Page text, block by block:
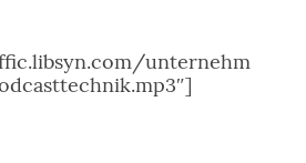
unternehm